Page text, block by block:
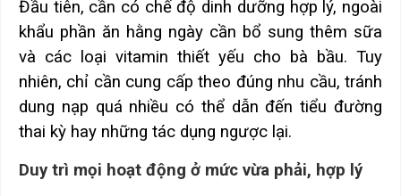
Đầu tiên, cần có chế độ dinh dưỡng hợp lý, ngoài
khẩu phần ăn hằng ngày cần bổ sung thêm sữa
và các loại vitamin thiết yếu cho bà bầu. Tuy
nhiên, chỉ cần cung cấp theo đúng nhu cầu, tránh
dung nạp quá nhiều có thể dẫn đến tiểu đường
thai kỳ hay những tác dụng ngược lại.
Duy trì mọi hoạt động ở mức vừa phải, hợp lý